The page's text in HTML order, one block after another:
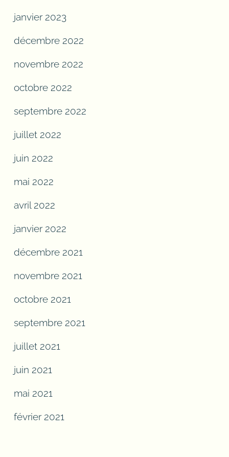
janvier 2023
décembre 2022
novembre 2022
octobre 2022
septembre 2022
juillet 2022
juin 2022
mai 2022
avril 2022
janvier 2022
décembre 2021
novembre 2021
octobre 2021
septembre 2021
juillet 2021
juin 2021
mai 2021
février 2021